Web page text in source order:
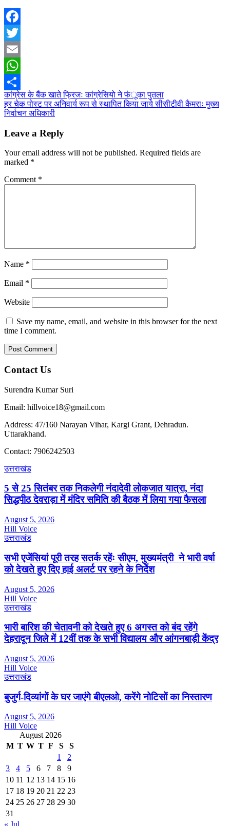
Facebook
Twitter
Email
WhatsApp
Share
Post
navigation
कांग्रेस के बैंक खाते फ्रिजः कांग्रेसियो ने फंूका पुतला
हर चेक पोस्ट पर अनिवार्य रूप से स्थापित किया जाये सीसीटीवी कैमराः मुख्य
निर्वाचन अधिकारी
Leave a Reply
Your email address will not be published. Required fields are
marked *
Comment *
Name *
Email *
Website
Save my name, email, and website in this browser for the next
time I comment.
Contact Us
Surendra Kumar Suri
Email: hillvoice18@gmail.com
Address: 47/160 Narayan Vihar, Kargi Grant, Dehradun.
Uttarakhand.
Contact: 7906242503
उत्तराखंड
5 से 25 सितंबर तक निकलेगी नंदादेवी लोकजात यात्रा, नंदा
सिद्धपीठ देवराड़ा में मंदिर समिति की बैठक में लिया गया फैसला
August 5, 2026
Hill Voice
उत्तराखंड
सभी एजेंसियां पूरी तरह सतर्क रहेंः सीएम, मुख्यमंत्री ने भारी वर्षा
को देखते हुए दिए हाई अलर्ट पर रहने के निर्देश
August 5, 2026
Hill Voice
उत्तराखंड
भारी बारिश की चेतावनी को देखते हुए 6 अगस्त को बंद रहेंगे
देहरादून जिले में 12वीं तक के सभी विद्यालय और आंगनबाड़ी केंद्र
August 5, 2026
Hill Voice
उत्तराखंड
बुजुर्ग-दिव्यांगों के घर जाएंगे बीएलओ, करेंगे नोटिसों का निस्तारण
August 5, 2026
Hill Voice
August 2026
M T W T F S
S
1
2
3
4 5 6 7 8
9
10 11 12 13 14 15 16
17 18 19 20 21 22 23
24 25 26 27 28 29 30
31